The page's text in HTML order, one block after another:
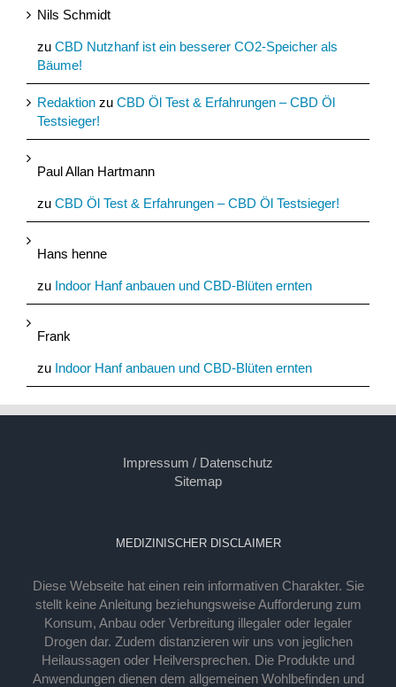
Nils Schmidt
zu CBD Nutzhanf ist ein besserer CO2-Speicher als
Bäume!
Redaktion zu CBD Öl Test & Erfahrungen – CBD Öl
Testsieger!
Paul Allan Hartmann
zu CBD Öl Test & Erfahrungen – CBD Öl Testsieger!
Hans henne
zu Indoor Hanf anbauen und CBD-Blüten ernten
Frank
zu Indoor Hanf anbauen und CBD-Blüten ernten
Impressum / Datenschutz
Sitemap
MEDIZINISCHER DISCLAIMER
Diese Webseite hat einen rein informativen Charakter. Sie
stellt keine Anleitung beziehungsweise Aufforderung zum
Konsum, Anbau oder Verbreitung illegaler oder legaler
Drogen dar. Zudem distanzieren wir uns von jeglichen
Heilaussagen oder Heilversprechen. Die Produkte und
Anwendungen dienen dem allgemeinen Wohlbefinden und